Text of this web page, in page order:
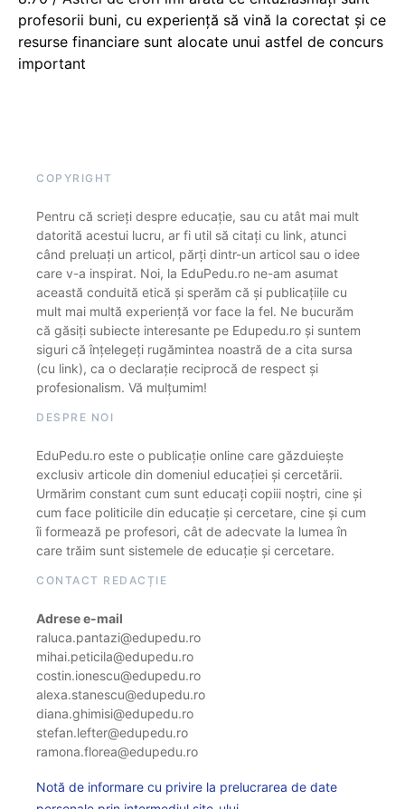
profesorii buni, cu experiență să vină la corectat și ce
resurse financiare sunt alocate unui astfel de concurs
important
COPYRIGHT
Pentru că scrieți despre educație, sau cu atât mai mult
datorită acestui lucru, ar fi util să citați cu link, atunci
când preluați un articol, părți dintr-un articol sau o idee
care v-a inspirat. Noi, la EduPedu.ro ne-am asumat
această conduită etică și sperăm că și publicațiile cu
mult mai multă experiență vor face la fel. Ne bucurăm
că găsiți subiecte interesante pe Edupedu.ro și suntem
siguri că înțelegeți rugămintea noastră de a cita sursa
(cu link), ca o declarație reciprocă de respect și
profesionalism. Vă mulțumim!
DESPRE NOI
EduPedu.ro este o publicație online care găzduiește
exclusiv articole din domeniul educației și cercetării.
Urmărim constant cum sunt educați copiii noștri, cine și
cum face politicile din educație și cercetare, cine și cum
îi formează pe profesori, cât de adecvate la lumea în
care trăim sunt sistemele de educație și cercetare.
CONTACT REDACȚIE
Adrese e-mail
raluca.pantazi@edupedu.ro
mihai.peticila@edupedu.ro
costin.ionescu@edupedu.ro
alexa.stanescu@edupedu.ro
diana.ghimisi@edupedu.ro
stefan.lefter@edupedu.ro
ramona.florea@edupedu.ro
Notă de informare cu privire la prelucrarea de date